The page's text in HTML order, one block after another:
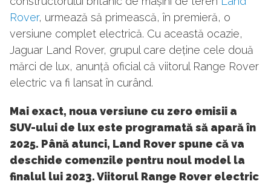
Rover, urmează să primească, în premieră, o
versiune complet electrică. Cu această ocazie,
Jaguar Land Rover, grupul care deține cele două
mărci de lux, anunță oficial că viitorul Range Rover
electric va fi lansat în curând.
Mai exact, noua versiune cu zero emisii a
SUV-ului de lux este programată să apară în
2025. Până atunci, Land Rover spune că va
deschide comenzile pentru noul model la
finalul lui 2023. Viitorul Range Rover electric